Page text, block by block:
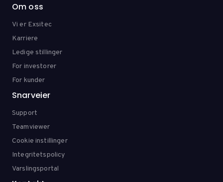
Om oss
Vi er Exsitec
Karriere
Ledige stillinger
For investorer
For kunder
Snarveier
Support
Teamviewer
Cookie instillinger
Integritetspolicy
Varslingsportal